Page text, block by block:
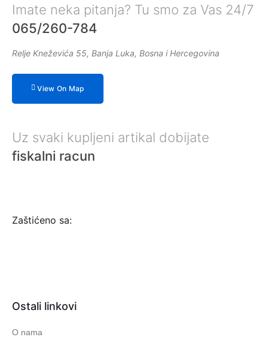
Imate neka pitanja? Tu smo za Vas 24/7
065/260-784
Relje Kneževića 55, Banja Luka, Bosna i Hercegovina
View On Map
Uz svaki kupljeni artikal dobijate
fiskalni racun
Zaštićeno sa:
Ostali linkovi
O nama